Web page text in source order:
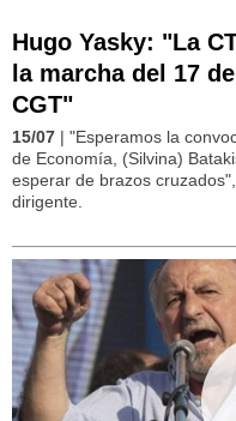
Hugo Yasky: "La
la marcha del 17
CGT"
15/07 | "Esperamos la
de Economía, (Silvina)
esperar de brazos
dirigente.